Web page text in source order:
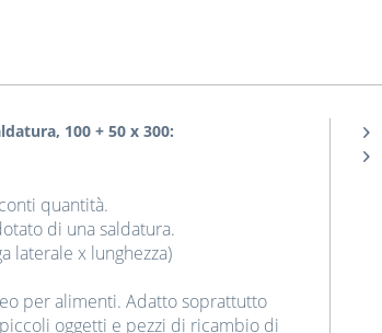
100 + 50 x 300:
quantità.
di una saldatura.
laterale x lunghezza)
per alimenti. Adatto soprattutto
oggetti e pezzi di ricambio di